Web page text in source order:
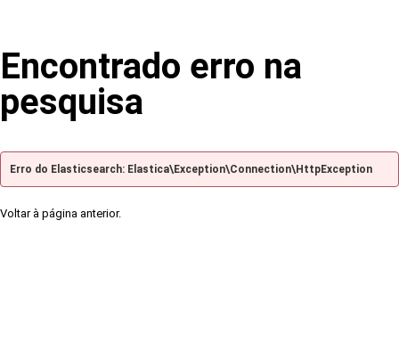
Encontrado erro na
pesquisa
Erro do Elasticsearch: Elastica\Exception\Connection\HttpException
Voltar à página anterior.